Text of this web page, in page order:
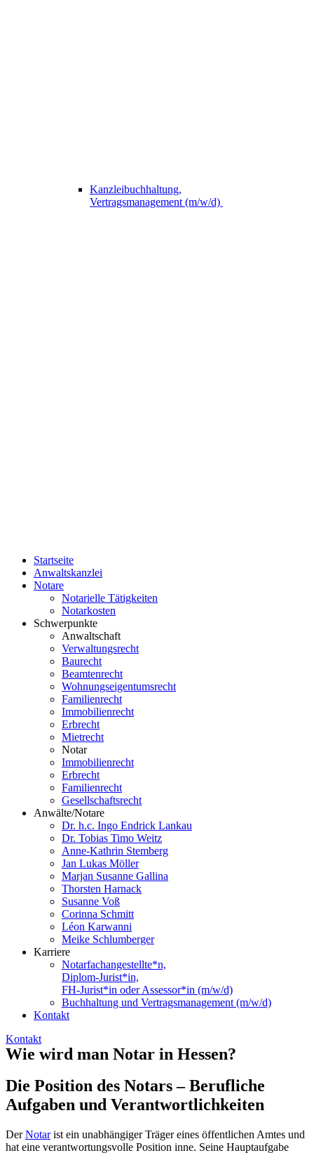
Kanzleibuchhaltung,
Vertragsmanagement (m/w/d)
Startseite
Anwaltskanzlei
Notare
Notarielle Tätigkeiten
Notarkosten
Schwerpunkte
Anwaltschaft
Verwaltungsrecht
Baurecht
Beamtenrecht
Wohnungseigentumsrecht
Familienrecht
Immobilienrecht
Erbrecht
Mietrecht
Notar
Immobilienrecht
Erbrecht
Familienrecht
Gesellschaftsrecht
Anwälte/Notare
Dr. h.c. Ingo Endrick Lankau
Dr. Tobias Timo Weitz
Anne-Kathrin Stemberg
Jan Lukas Möller
Marjan Susanne Gallina
Thorsten Harnack
Susanne Voß
Corinna Schmitt
Léon Karwanni
Meike Schlumberger
Karriere
Notarfachangestellte*n,
Diplom-Jurist*in,
FH-Jurist*in oder Assessor*in (m/w/d)
Buchhaltung und Vertragsmanagement (m/w/d)
Kontakt
Kontakt
Wie wird man Notar in Hessen?
Die Position des Notars – Berufliche
Aufgaben und Verantwortlichkeiten
DerNotarist ein unabhängiger Träger eines öffentlichen Amtes und
hat eine verantwortungsvolle Position inne. Seine Hauptaufgabe